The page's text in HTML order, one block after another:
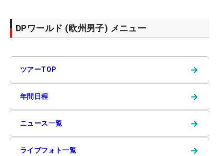
DPワールド (欧州男子) メニュー
ツアーTOP →
年間日程 →
ニュース一覧 →
ライブフォト一覧 →